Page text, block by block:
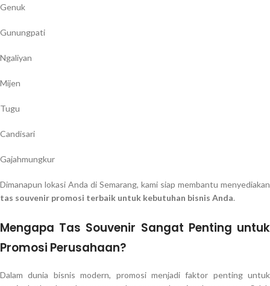
Genuk
Gunungpati
Ngaliyan
Mijen
Tugu
Candisari
Gajahmungkur
Dimanapun lokasi Anda di Semarang, kami siap membantu menyediakan
tas souvenir promosi terbaik untuk kebutuhan bisnis Anda.
Mengapa Tas Souvenir Sangat Penting untuk
Promosi Perusahaan?
Dalam dunia bisnis modern, promosi menjadi faktor penting untuk